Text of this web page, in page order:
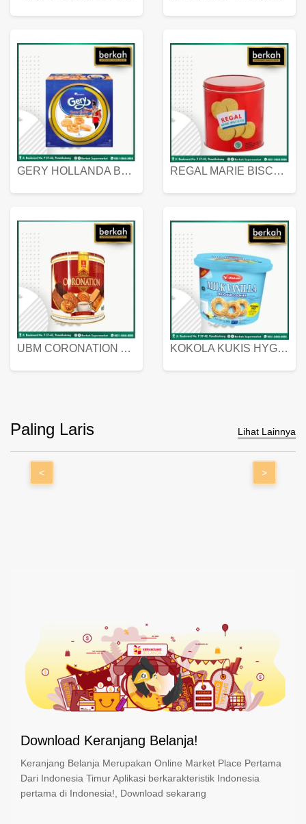
GERY HOLLANDA BUTTER COOKIES 450 GRAM REGAL MARIE BISCUIT KALENG 550 GRAM
UBM CORONATION ASSORTED BISKUIT KALENG 450 GRAM KOKOLA KUKIS HYGIENIC MILK VANILLA PACK 320 GR
Paling Laris Lihat Lainnya
< >
Download Keranjang Belanja!
Keranjang Belanja Merupakan Online Market Place Pertama
Dari Indonesia Timur Aplikasi berkarakteristik Indonesia
pertama di Indonesia!, Download sekarang